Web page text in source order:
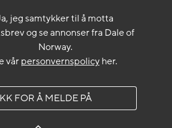
jeg samtykker til å motta
og se annonser fra Dale of
Norway.
vårpersonvernspolicyher.
FOR Å MELDE PÅ